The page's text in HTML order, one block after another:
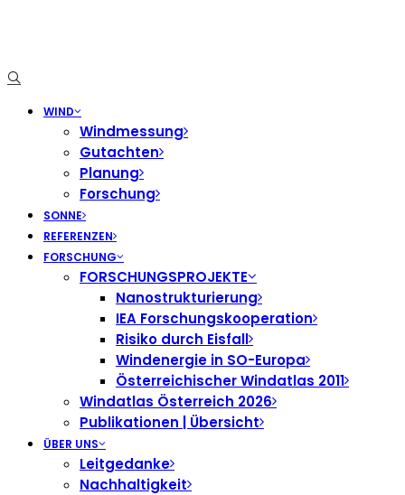
WIND
Windmessung
Gutachten
Planung
Forschung
SONNE
REFERENZEN
FORSCHUNG
FORSCHUNGSPROJEKTE
Nanostrukturierung
IEA Forschungskooperation
Risiko durch Eisfall
Windenergie in SO-Europa
Österreichischer Windatlas 2011
Windatlas Österreich 2026
Publikationen | Übersicht
ÜBER UNS
Leitgedanke
Nachhaltigkeit